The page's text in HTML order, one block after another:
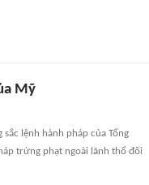
Mỹ
lệnh hành pháp của Tổng
trừng phạt ngoài lãnh thổ đối